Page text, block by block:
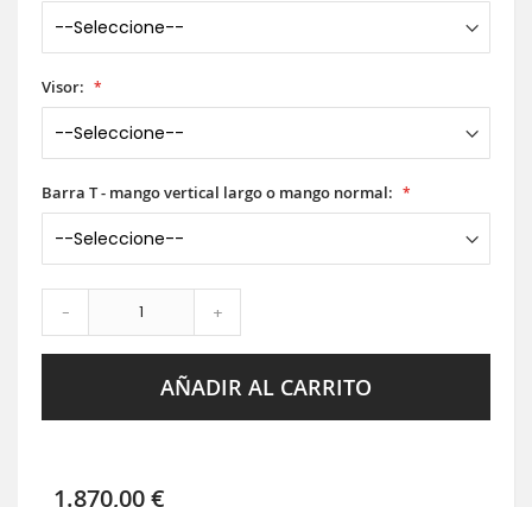
Visor:
Barra T - mango vertical largo o mango normal:
- +
AÑADIR AL CARRITO
1.870,00 €